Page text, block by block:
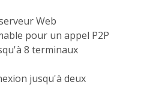
Web
pour un appel P2P
8 terminaux
jusqu'à deux